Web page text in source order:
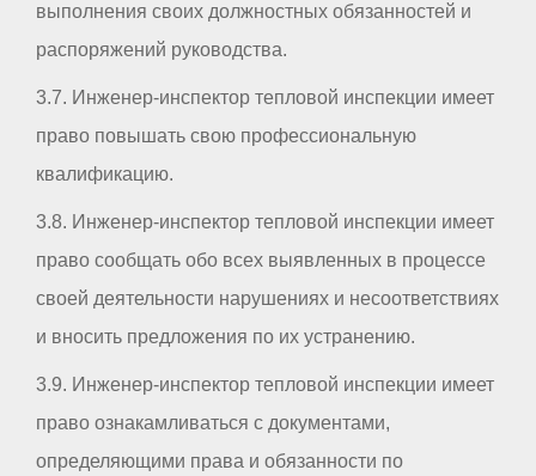
выполнения своих должностных обязанностей и
распоряжений руководства.
3.7. Инженер-инспектор тепловой инспекции имеет
право повышать свою профессиональную
квалификацию.
3.8. Инженер-инспектор тепловой инспекции имеет
право сообщать обо всех выявленных в процессе
своей деятельности нарушениях и несоответствиях
и вносить предложения по их устранению.
3.9. Инженер-инспектор тепловой инспекции имеет
право ознакамливаться с документами,
определяющими права и обязанности по